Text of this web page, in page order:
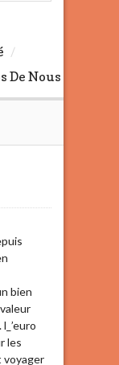
De Nous
bien
les
voyager